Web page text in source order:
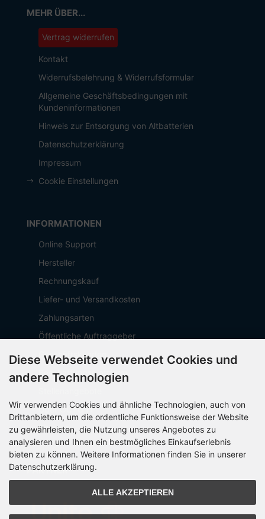
MEHR ÜBER...
Vertrag widerrufen
Kontakt
Widerrufsbelehrung & Widerrufsformular
Allgemeine Geschäftsbedingungen mit
Kundeninformationen
Hinweis zur Entsorgung von Altbatterien
Datenschutzerklärung
Impressum
Cookie Einstellungen
INFORMATIONEN
Online Support
Hersteller
Rechnungskauf
Liefer- und Versandkosten
Zahlungsarten
Öffentliche Auftraggeber
Geschäftskunden
Beschaffungsplattform
Über OCTO IT
Sitemap
PARTNER
Diese Webseite verwendet Cookies und
andere Technologien
Wir verwenden Cookies und ähnliche Technologien, auch von
Drittanbietern, um die ordentliche Funktionsweise der Website
zu gewährleisten, die Nutzung unseres Angebotes zu
analysieren und Ihnen ein bestmögliches Einkaufserlebnis
bieten zu können. Weitere Informationen finden Sie in unserer
Datenschutzerklärung.
ALLE AKZEPTIEREN